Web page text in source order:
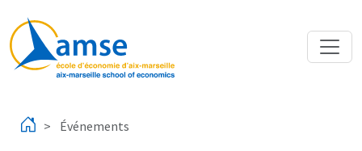
Événements